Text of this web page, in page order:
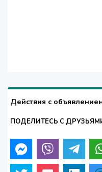
Действия с
ПОДЕЛИТЕСЬ С